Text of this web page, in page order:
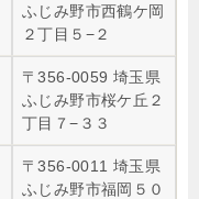
ふじみ野市西鶴ケ岡
２丁目５−２
〒356-0059 埼玉県
ふじみ野市桜ケ丘２
丁目７−３３
〒356-0011 埼玉県
ふじみ野市福岡５０